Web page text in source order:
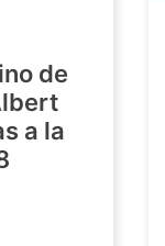
de
a la